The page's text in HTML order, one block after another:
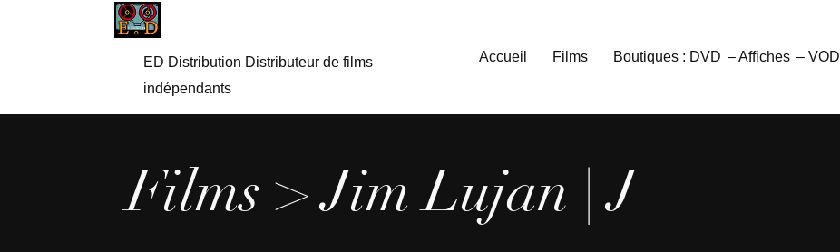
ED Distribution Distributeur de films
indépendants
Accueil Films Boutiques : DVD – Affiches – VOD
Films > Jim Lujan | J